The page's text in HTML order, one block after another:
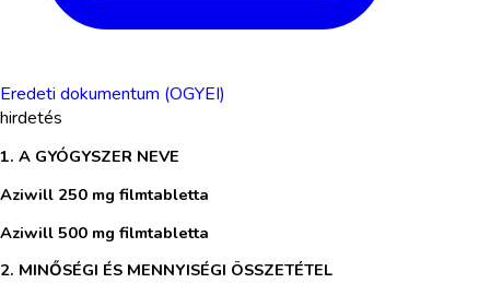
Eredeti dokumentum (OGYEI)
hirdetés
1. A GYÓGYSZER NEVE
Aziwill 250 mg filmtabletta
Aziwill 500 mg filmtabletta
2. MINŐSÉGI ÉS MENNYISÉGI ÖSSZETÉTEL